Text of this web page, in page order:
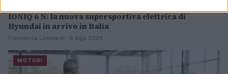
IONIQ 6 N: la nuova supersportiva elettrica di
Hyundai in arrivo in Italia
Francesca Lombardi · 6 Ago 2026
MOTORI